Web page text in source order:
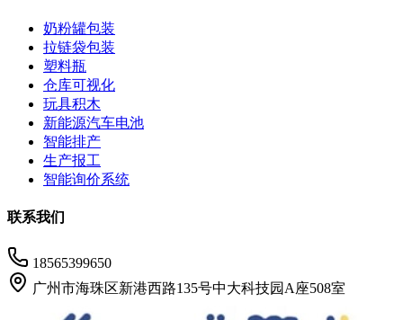
奶粉罐包装
拉链袋包装
塑料瓶
仓库可视化
玩具积木
新能源汽车电池
智能排产
生产报工
智能询价系统
联系我们
18565399650
广州市海珠区新港西路135号中大科技园A座508室